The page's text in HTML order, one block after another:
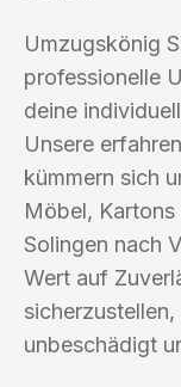
Umzugskönig
professionelle
deine
Unsere
kümmern sich
Möbel,
Solingen nach
Wert auf
unbeschädigt